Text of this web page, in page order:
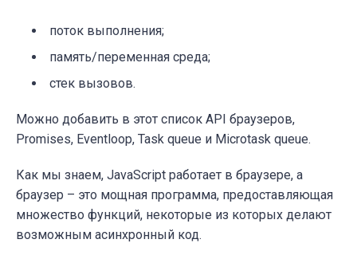
поток выполнения;
память/переменная среда;
стек вызовов.
Можно добавить в этот список API браузеров,
Promises, Eventloop, Task queue и Microtask queue.
Как мы знаем, JavaScript работает в браузере, а
браузер – это мощная программа, предоставляющая
множество функций, некоторые из которых делают
возможным асинхронный код.